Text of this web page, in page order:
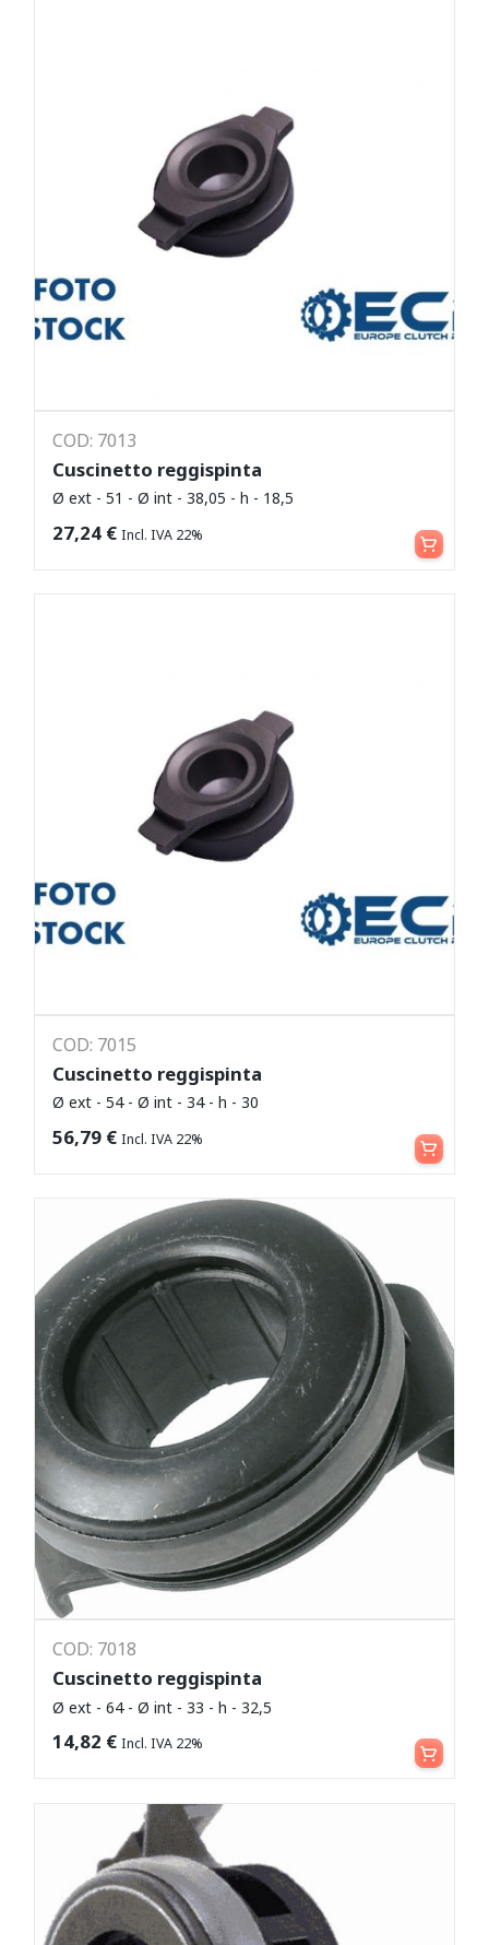
COD: 7013
Cuscinetto reggispinta
Ø ext - 51 - Ø int - 38,05 - h - 18,5
27,24 € Incl. IVA 22% Leggi tutto
COD: 7015
Cuscinetto reggispinta
Ø ext - 54 - Ø int - 34 - h - 30
56,79 € Incl. IVA 22% Leggi tutto
COD: 7018
Cuscinetto reggispinta
Ø ext - 64 - Ø int - 33 - h - 32,5
14,82 € Incl. IVA 22% Leggi tutto